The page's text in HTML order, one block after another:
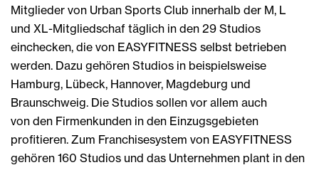
Mitglieder von Urban Sports Club innerhalb der M, L
und XL-Mitgliedschaf täglich in den 29 Studios
einchecken, die von EASYFITNESS selbst betrieben
werden. Dazu gehören Studios in beispielsweise
Hamburg, Lübeck, Hannover, Magdeburg und
Braunschweig. Die Studios sollen vor allem auch
von den Firmenkunden in den Einzugsgebieten
profitieren. Zum Franchisesystem von EASYFITNESS
gehören 160 Studios und das Unternehmen plant in den